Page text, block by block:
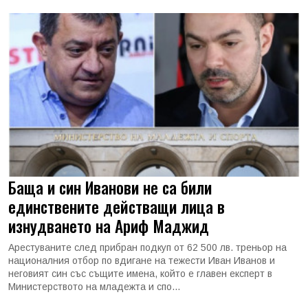
Баща и син Иванови не са били
единствените действащи лица в
изнудването на Ариф Маджид
Арестуваните след прибран подкуп от 62 500 лв. треньор на
националния отбор по вдигане на тежести Иван Иванов и
неговият син със същите имена, който е главен експерт в
Министерството на младежта и спо...